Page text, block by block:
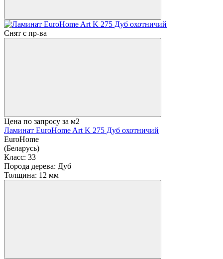
Снят с пр-ва
Цена по запросу за м2
Ламинат EuroHome Art K 275 Дуб охотничий
EuroHome
(Беларусь)
Класс: 33
Порода дерева: Дуб
Толщина: 12 мм